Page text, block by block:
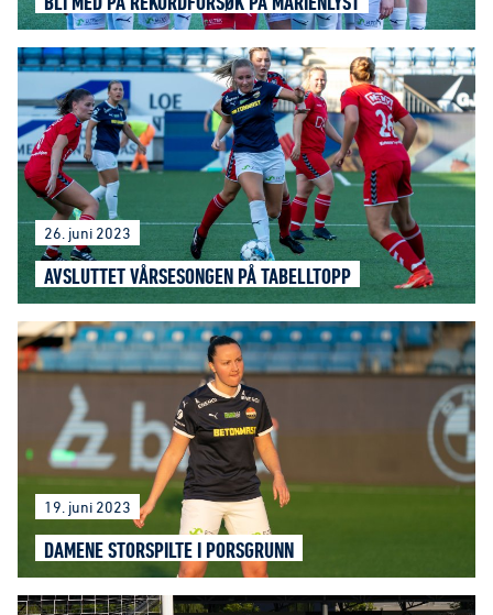
26. juni 2023
AVSLUTTET VÅRSESONGEN PÅ TABELLTOPP
19. juni 2023
DAMENE STORSPILTE I PORSGRUNN